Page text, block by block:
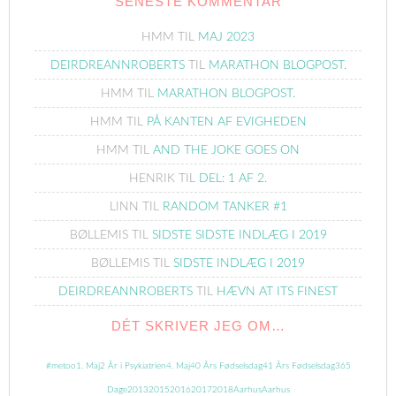
HMM TIL MAJ 2023
DEIRDREANNROBERTSTIL MARATHON BLOGPOST.
HMM TIL MARATHON BLOGPOST.
HMM TIL PÅ KANTEN AF EVIGHEDEN
HMM TIL AND THE JOKE GOES ON
HENRIK TIL DEL: 1 AF 2.
LINN TIL RANDOM TANKER #1
BØLLEMISTIL SIDSTE SIDSTE INDLÆG I 2019
BØLLEMIS TIL SIDSTE INDLÆG I 2019
DEIRDREANNROBERTS TIL HÆVN AT ITS FINEST
DÉT SKRIVER JEG OM…
#metoo 1. Maj2 År i Psykiatrien4. Maj40 Års Fødselsdag41 Års Fødselsdag365
Dage20132015201620172018AarhusAarhus